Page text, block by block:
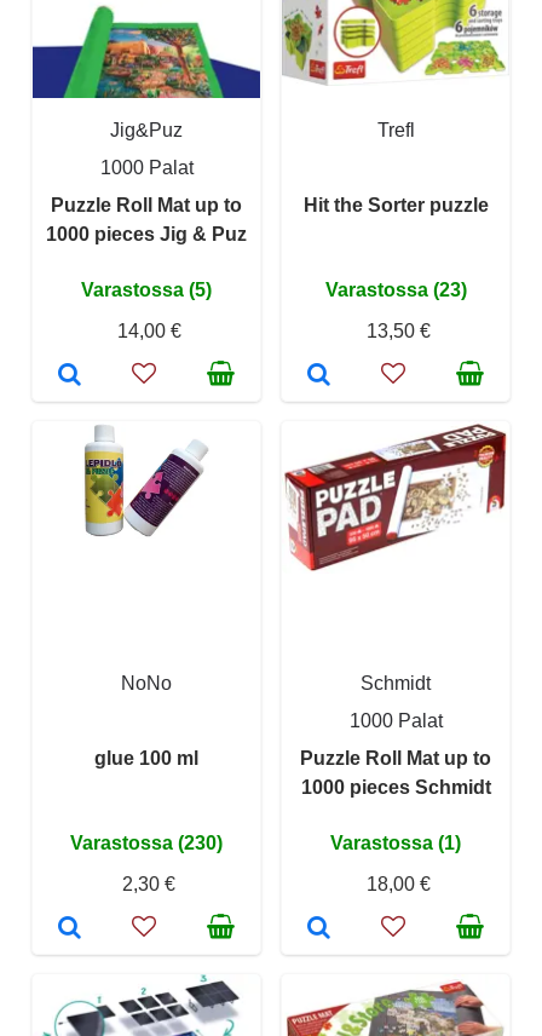
Jig&Puz
1000 Palat
Puzzle Roll Mat up to
1000 pieces Jig & Puz
Varastossa (5)
14,00 €
Trefl
Hit the Sorter puzzle
Varastossa (23)
13,50 €
NoNo
glue 100 ml
Varastossa (230)
2,30 €
Schmidt
1000 Palat
Puzzle Roll Mat up to
1000 pieces Schmidt
Varastossa (1)
18,00 €